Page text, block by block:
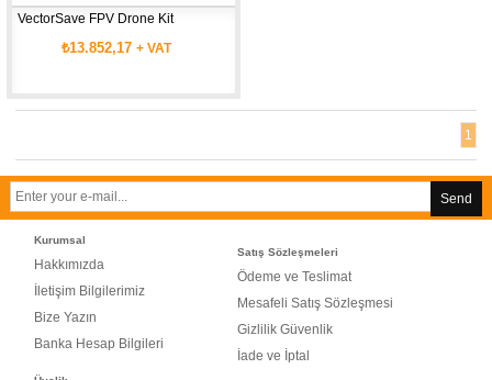
VectorSave FPV Drone Kit
₺13.852,17+ VAT
1
Send
Kurumsal
Hakkımızda
İletişim Bilgilerimiz
Bize Yazın
Banka Hesap Bilgileri
Satış Sözleşmeleri
Ödeme ve Teslimat
Mesafeli Satış Sözleşmesi
Gizlilik Güvenlik
İade ve İptal